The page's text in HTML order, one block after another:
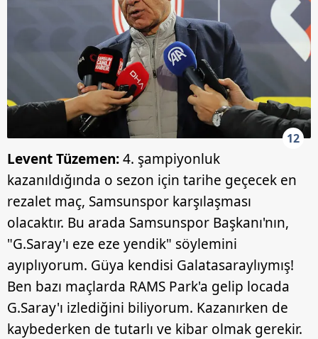
12
Levent Tüzemen:4. şampiyonluk
kazanıldığında o sezon için tarihe geçecek en
rezalet maç, Samsunspor karşılaşması
olacaktır. Bu arada Samsunspor Başkanı'nın,
"G.Saray'ı eze eze yendik" söylemini
ayıplıyorum. Güya kendisi Galatasaraylıymış!
Ben bazı maçlarda RAMS Park'a gelip locada
G.Saray'ı izlediğini biliyorum. Kazanırken de
kaybederken de tutarlı ve kibar olmak gerekir.